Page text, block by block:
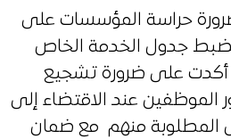
حراسة المؤسسات على
بضبط جدول الخدمة الخاص
أكدت على ضرورة تشجيع
الموظفين عند الاقتضاء إلى
المطلوبة منهم مع ضمان